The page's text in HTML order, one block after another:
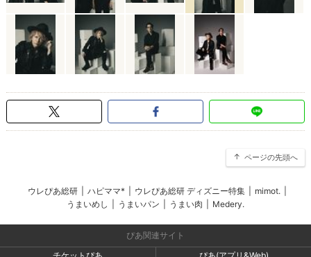
ページの先頭へ
ウレぴあ総研 ハピママ* ウレぴあ総研 ディズニー特集 mimot.
うまいめし
うまいパン うまい肉 Medery.
ぴあ関連サイト